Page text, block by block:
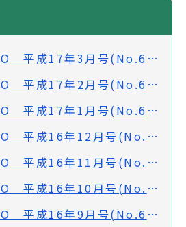
平成17年3月号(No.636)
平成17年2月号(No.635)
平成17年1月号(No.634)
平成16年12月号(No.633)
平成16年11月号(No.632)
平成16年10月号(No.631)
平成16年9月号(No.630)